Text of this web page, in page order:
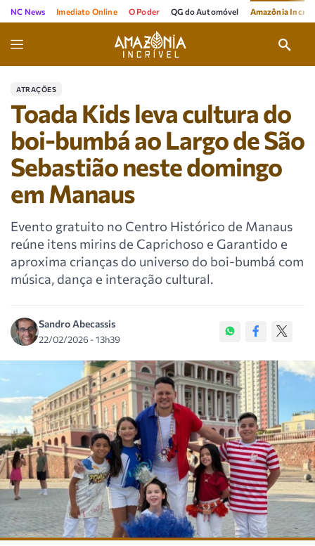
NC News Imediato Online O Poder QG do Automóvel Amazônia
ATRAÇÕES
Toada Kids leva cultura do
boi-bumbá ao Largo de São
Sebastião neste domingo
em Manaus
Evento gratuito no Centro Histórico de Manaus
reúne itens mirins de Caprichoso e Garantido e
aproxima crianças do universo do boi-bumbá com
música, dança e interação cultural.
Sandro Abecassis
22/02/2026 - 13h39